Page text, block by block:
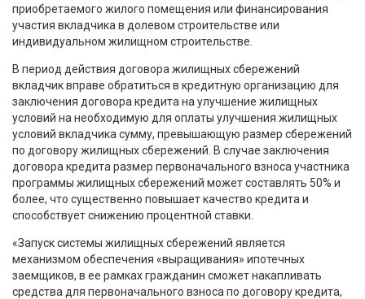
приобретаемого жилого помещения или финансирования
участия вкладчика в долевом строительстве или
индивидуальном жилищном строительстве.
В период действия договора жилищных сбережений
вкладчик вправе обратиться в кредитную организацию для
заключения договора кредита на улучшение жилищных
условий на необходимую для оплаты улучшения жилищных
условий вкладчика сумму, превышающую размер сбережений
по договору жилищных сбережений. В случае заключения
договора кредита размер первоначального взноса участника
программы жилищных сбережений может составлять 50% и
более, что существенно повышает качество кредита и
способствует снижению процентной ставки.
«Запуск системы жилищных сбережений является
механизмом обеспечения «выращивания» ипотечных
заемщиков, в ее рамках гражданин сможет накапливать
средства для первоначального взноса по договору кредита,